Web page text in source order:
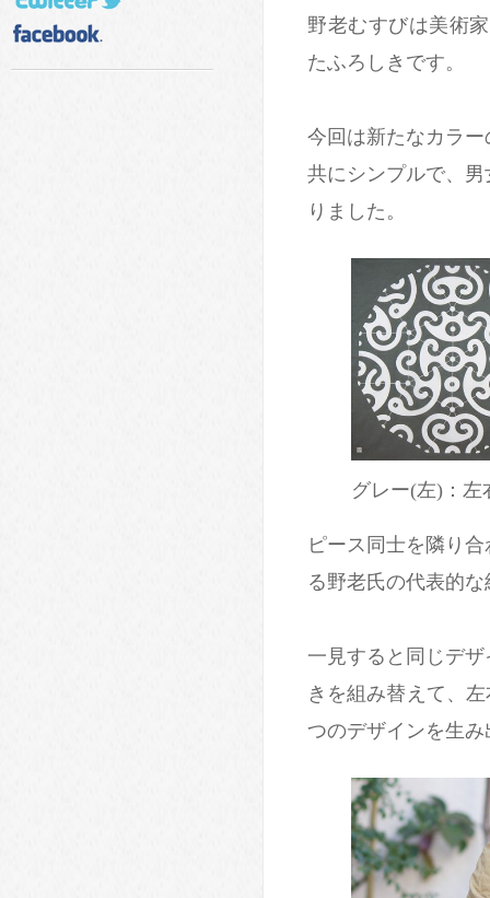
野老むすびは美術
たふろしきです。
今回は新たなカラ
共にシンプルで、
りました。
グレー(左)：
ピース同士を隣り
る野老氏の代表的
一見すると同じデ
きを組み替えて、
つのデザインを生